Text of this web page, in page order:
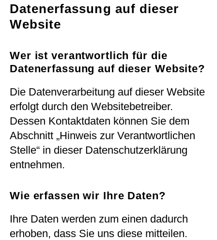
Datenerfassung auf dieser
Website
Wer ist verantwortlich für die
Datenerfassung auf dieser Website?
Die Datenverarbeitung auf dieser Website
erfolgt durch den Websitebetreiber.
Dessen Kontaktdaten können Sie dem
Abschnitt „Hinweis zur Verantwortlichen
Stelle“ in dieser Datenschutzerklärung
entnehmen.
Wie erfassen wir Ihre Daten?
Ihre Daten werden zum einen dadurch
erhoben, dass Sie uns diese mitteilen.